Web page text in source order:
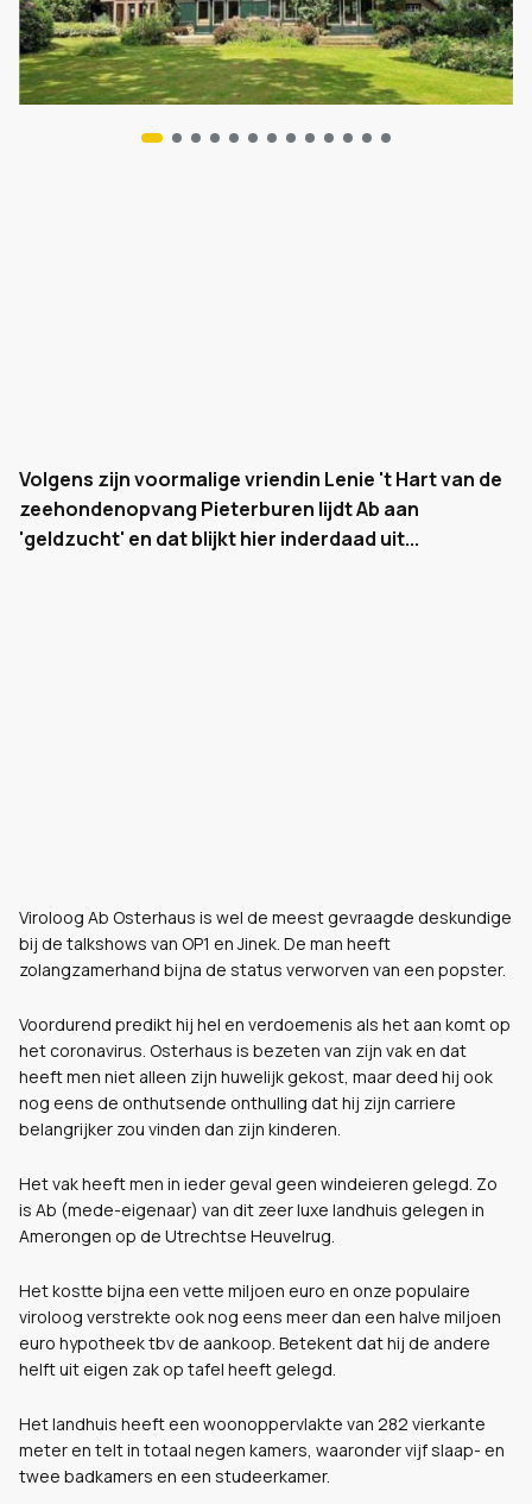
Volgens zijn voormalige vriendin Lenie 't Hart van de
zeehondenopvang Pieterburen lijdt Ab aan
'geldzucht' en dat blijkt hier inderdaad uit...
Viroloog Ab Osterhaus is wel de meest gevraagde deskundige
bij de talkshows van OP1 en Jinek. De man heeft
zolangzamerhand bijna de status verworven van een popster.
Voordurend predikt hij hel en verdoemenis als het aan komt op
het coronavirus. Osterhaus is bezeten van zijn vak en dat
heeft men niet alleen zijn huwelijk gekost, maar deed hij ook
nog eens de onthutsende onthulling dat hij zijn carriere
belangrijker zou vinden dan zijn kinderen.
Het vak heeft men in ieder geval geen windeieren gelegd. Zo
is Ab (mede-eigenaar) van dit zeer luxe landhuis gelegen in
Amerongen op de Utrechtse Heuvelrug.
Het kostte bijna een vette miljoen euro en onze populaire
viroloog verstrekte ook nog eens meer dan een halve miljoen
euro hypotheek tbv de aankoop. Betekent dat hij de andere
helft uit eigen zak op tafel heeft gelegd.
Het landhuis heeft een woonoppervlakte van 282 vierkante
meter en telt in totaal negen kamers, waaronder vijf slaap- en
twee badkamers en een studeerkamer.